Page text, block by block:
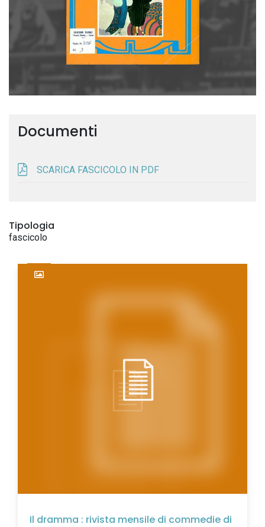
Documenti
SCARICA FASCICOLO IN PDF
Tipologia
fascicolo
Il dramma : rivista mensile di commedie di